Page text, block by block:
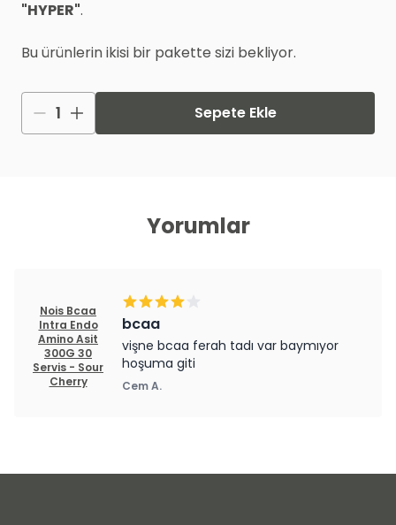
"HYPER".
Bu ürünlerin ikisi bir pakette sizi bekliyor.
1 Sepete Ekle
Yorumlar
Nois Bcaa
Intra Endo
Amino Asit
300G 30
Servis - Sour
Cherry
bcaa
vişne bcaa ferah tadı var baymıyor
hoşuma giti
CemA.